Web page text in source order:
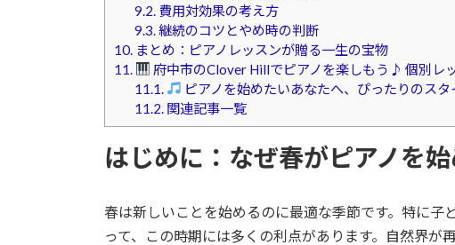
9.2.費用対効果の考え方
9.3.継続のコツとやめ時の判断
10. まとめ：ピアノレッスンが贈る一生の宝物
11.
府中市のClover Hillでピアノを楽しもう♪ 個別レ
11.1.
ピアノを始めたいあなたへ、ぴったりのス
11.2.関連記事一覧
はじめに：なぜ春がピアノを
春は新しいことを始めるのに最適な季節です。特に子
って、この時期には多くの利点があります。自然界が